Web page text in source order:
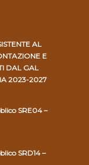
AL
E
DAL GAL
2023-2027
SRE04 –
SRD14 –